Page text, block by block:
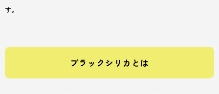
す。
ブラックシリカとは